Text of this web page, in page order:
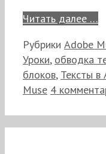
Читать далее …
Рубрики Adobe
Уроки, обводка
блоков, Тексты в
Muse 4